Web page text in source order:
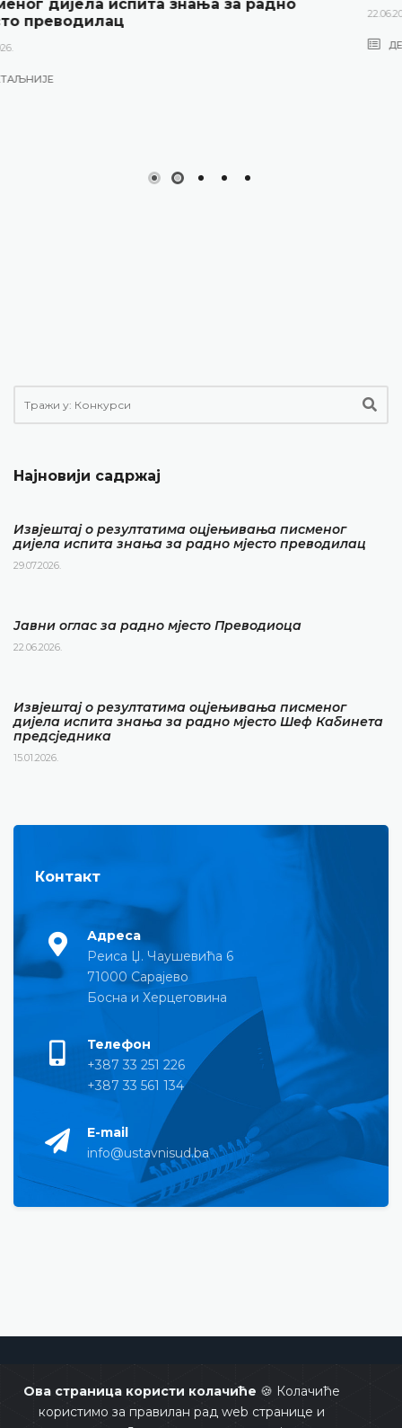
Ова страница користи колачиће 🍪 Колачиће
користимо за правилан рад web странице и
22.06.2026.
Најновији садржај
Извјештај о резултатима оцјењивања писменог
дијела испита знања за радно мјесто преводилац
29.07.2026.
Јавни оглас за радно мјесто Преводиоца
22.06.2026.
Извјештај о резултатима оцјењивања писменог
дијела испита знања за радно мјесто Шеф Кабинета
предсједника
15.01.2026.
Контакт
Адреса
Реиса Џ. Чаушевића 6
71000 Сарајево
Босна и Херцеговина
Телефон
+387 33 251 226
+387 33 561 134
E-mail
info@ustavnisud.ba